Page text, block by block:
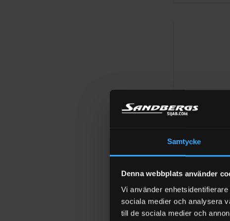
Samtycke
Denna webbplats använder
Vi använder
sociala medier och analysera
till de sociala medier och
ADAPTER IBC
Betygsatt5
av 5
(3)
199krExkl
I LAGER (1-3